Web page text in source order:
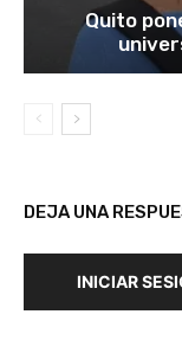
Quito
DEJA UNA
INICIAR